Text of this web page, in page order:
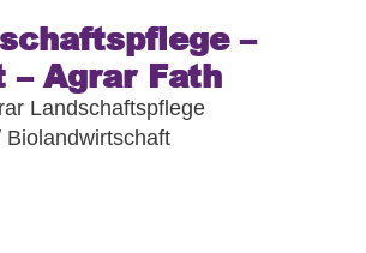
–
– Agrar Fath
Landschaftspflege
Biolandwirtschaft